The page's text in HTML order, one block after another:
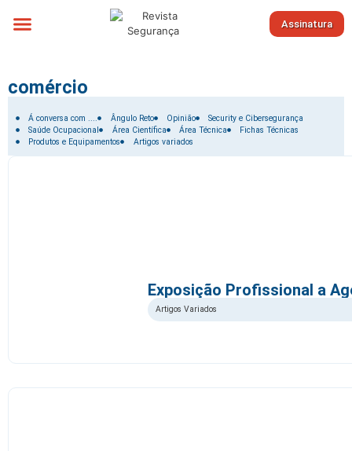
Assinatura
comércio
Filtrar por:
Á conversa com .... Ângulo Reto Opinião
Security e Cibersegurança
Saúde Ocupacional
Área Científica Área Técnica
Fichas Técnicas
Produtos e Equipamentos
Artigos variados
Exposição Profissional a
Artigos Variados